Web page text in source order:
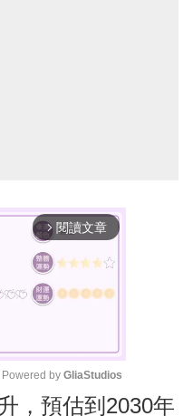
arrow_forward_ios 閱讀文章
M
Powered by GliaStudios
，預估到2030年